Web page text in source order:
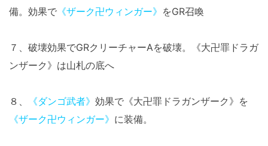
備。効果で 《ザーク卍ウィンガー》 をGR召喚
７、破壊効果でGRクリーチャーAを破壊。《大卍罪ドラガ
ンザーク》は山札の底へ
８、 《ダンゴ武者》 効果で《大卍罪ドラガンザーク》を
《ザーク卍ウィンガー》 に装備。